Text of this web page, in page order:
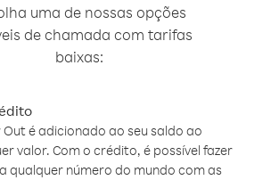
uma de nossas opções
de chamada com tarifas
baixas:
é adicionado ao seu saldo ao
valor. Com o crédito, é possível fazer
qualquer número do mundo com as